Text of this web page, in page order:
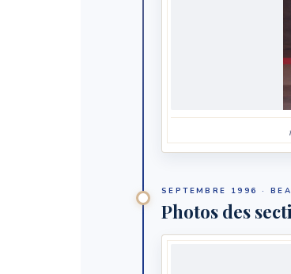
SEPTEMBRE 1996 ·
Photos des